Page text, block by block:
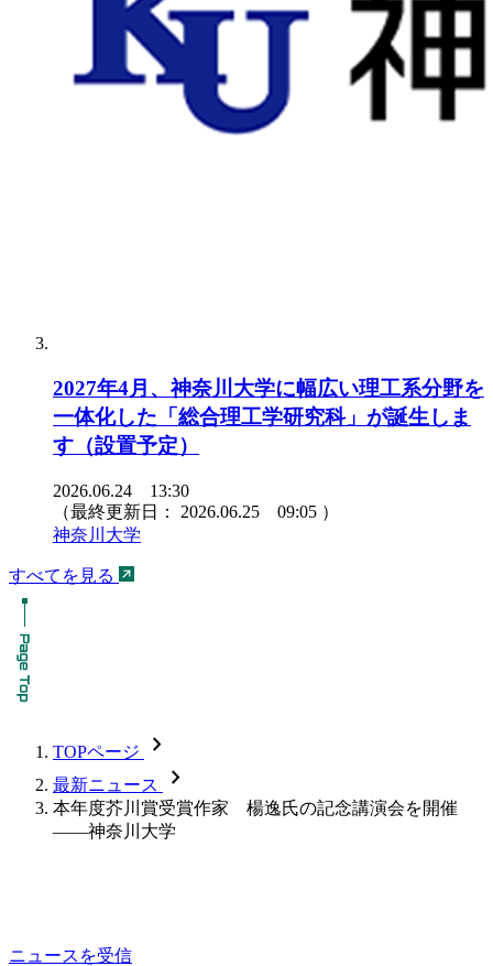
2027年4月、神奈川大学に幅広い理工系分野を
一体化した「総合理工学研究科」が誕生しま
す（設置予定）
2026.06.24 13:30
（最終更新日： 2026.06.25 09:05 ）
神奈川大学
すべてを見る
TOPページ chevron_forward
最新ニュース chevron_forward
本年度芥川賞受賞作家 楊逸氏の記念講演会を開催
――神奈川大学
ニュースを受信